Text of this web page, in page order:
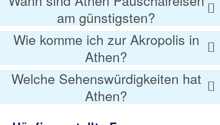
am günstigsten?
Wie komme ich zur Akropolis in
Athen?
Welche Sehenswürdigkeiten hat
Athen?